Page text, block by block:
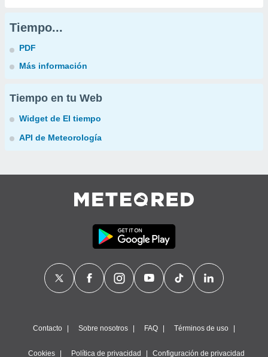
Tiempo...
PDF
Más información
Tiempo en tu Web
Widget de El tiempo
API de Meteorología
Contacto Sobre nosotros FAQ Términos de uso
Cookies Política de privacidad Configuración de privacidad